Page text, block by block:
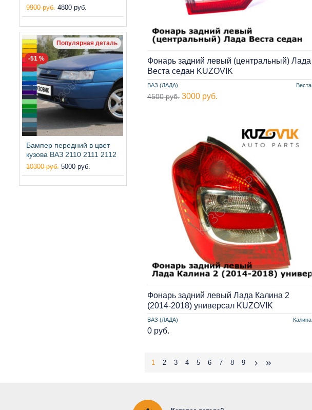
9900 руб. 4800 руб.
Популярная деталь
-51 %
Бампер передний в цвет
кузова ВАЗ 2110 2111 2112
10300 руб. 5000 руб.
ВАЗ (ЛАДА) Веста
Фонарь задний левый (центральный) Лада
Веста седан KUZOVIK
4500 руб. 3000 руб.
ВАЗ (ЛАДА) Калина
Фонарь задний левый Лада Калина 2
(2014-2018) универсал KUZOVIK
0 руб.
1 2 3 4 5 6 7 8 9